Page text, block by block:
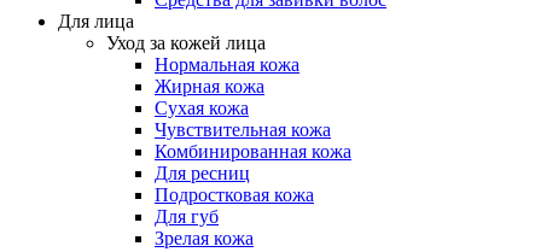
Для лица
Уход за кожей лица
Нормальная кожа
Жирная кожа
Сухая кожа
Чувствительная кожа
Комбинированная кожа
Для ресниц
Подростковая кожа
Для губ
Зрелая кожа